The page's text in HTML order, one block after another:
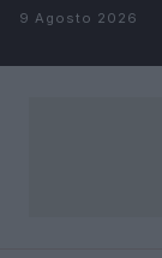
Salta al contenuto
9 Agosto 2026